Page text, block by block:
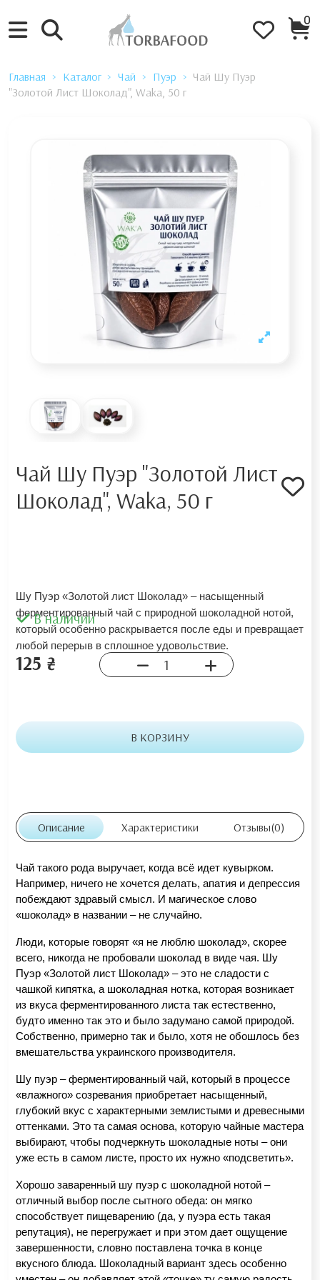
0
Главная Каталог Чай Пуэр
Чай Шу Пуэр
"Золотой Лист Шоколад", Waka, 50 г
Чай Шу Пуэр "Золотой Лист
Шоколад", Waka, 50 г
Шу Пуэр «Золотой лист Шоколад» – насыщенный
ферментированный чай с природной шоколадной нотой,
который особенно раскрывается после еды и превращает
любой перерыв в сплошное удовольствие.
В наличии
125 ₴
В КОРЗИНУ
Описание Характеристики Отзывы(0)
Чай такого рода выручает, когда всё идет кувырком.
Например, ничего не хочется делать, апатия и депрессия
побеждают здравый смысл. И магическое слово
«шоколад» в названии – не случайно.
Люди, которые говорят «я не люблю шоколад», скорее
всего, никогда не пробовали шоколад в виде чая. Шу
Пуэр «Золотой лист Шоколад» – это не сладости с
чашкой кипятка, а шоколадная нотка, которая возникает
из вкуса ферментированного листа так естественно,
будто именно так это и было задумано самой природой.
Собственно, примерно так и было, хотя не обошлось без
вмешательства украинского производителя.
Шу пуэр – ферментированный чай, который в процессе
«влажного» созревания приобретает насыщенный,
глубокий вкус с характерными землистыми и древесными
оттенками. Это та самая основа, которую чайные мастера
выбирают, чтобы подчеркнуть шоколадные ноты – они
уже есть в самом листе, просто их нужно «подсветить».
Хорошо заваренный шу пуэр с шоколадной нотой –
отличный выбор после сытного обеда: он мягко
способствует пищеварению (да, у пуэра есть такая
репутация), не перегружает и при этом дает ощущение
завершенности, словно поставлена точка в конце
вкусного блюда. Шоколадный вариант здесь особенно